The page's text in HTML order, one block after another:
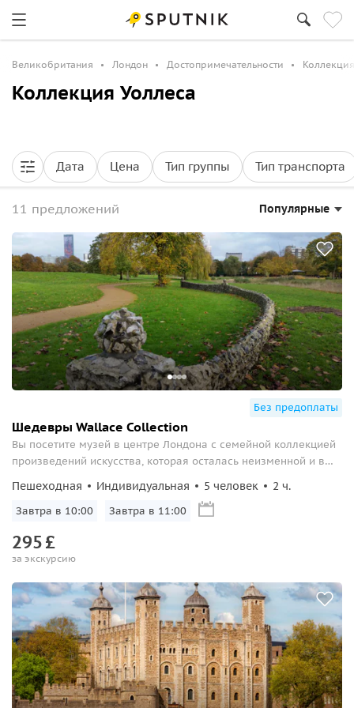
Великобритания Лондон Достопримечательности
Коллекция Уоллеса
Дата Цена Тип группы Тип транспорта
11 предложений Популярные
Без предоплаты
Шедевры Wallace Collection
Вы посетите музей в центре Лондона с семейной коллекцией
произведений искусства, которая осталась неизменной и в
Пешеходная Индивидуальная 5 человек 2 ч.
Завтра в 10:00 Завтра в 11:00
295£
за экскурсию